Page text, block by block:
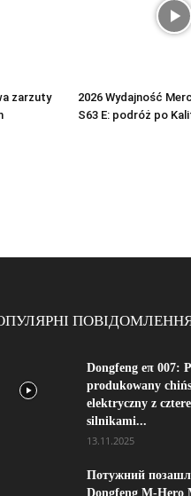
zarzuty
2026 Wydajność
S63 E: podróż po
Dongfeng eπ 007:
produkowany
elektryczny z
silnikami...
13.11.2025
Потужний
Dongfeng M-Hero